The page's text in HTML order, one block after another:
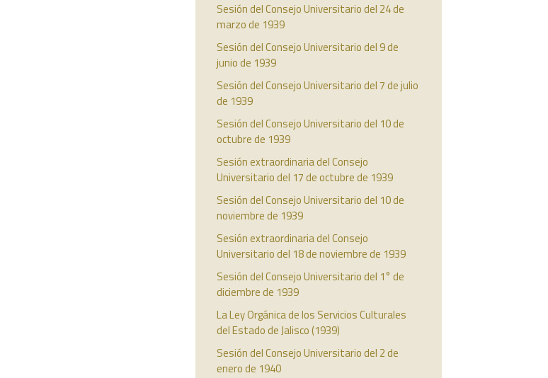
Sesión del Consejo Universitario del 24 de
marzo de 1939
Sesión del Consejo Universitario del 9 de
junio de 1939
Sesión del Consejo Universitario del 7 de julio
de 1939
Sesión del Consejo Universitario del 10 de
octubre de 1939
Sesión extraordinaria del Consejo
Universitario del 17 de octubre de 1939
Sesión del Consejo Universitario del 10 de
noviembre de 1939
Sesión extraordinaria del Consejo
Universitario del 18 de noviembre de 1939
Sesión del Consejo Universitario del 1° de
diciembre de 1939
La Ley Orgánica de los Servicios Culturales
del Estado de Jalisco (1939)
Sesión del Consejo Universitario del 2 de
enero de 1940